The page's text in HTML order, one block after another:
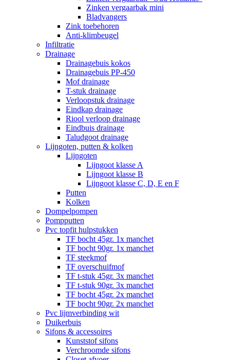
Zinken vergaarbak mini
Bladvangers
Zink toebehoren
Anti-klimbeugel
Infiltratie
Drainage
Drainagebuis kokos
Drainagebuis PP-450
Mof drainage
T-stuk drainage
Verloopstuk drainage
Eindkap drainage
Riool verloop drainage
Eindbuis drainage
Taludgoot drainage
Lijngoten, putten & kolken
Lijngoten
Lijngoot klasse A
Lijngoot klasse B
Lijngoot klasse C, D, E en F
Putten
Kolken
Dompelpompen
Pompputten
Pvc topfit hulpstukken
TF bocht 45gr. 1x manchet
TF bocht 90gr. 1x manchet
TF steekmof
TF overschuifmof
TF t-stuk 45gr. 3x manchet
TF t-stuk 90gr. 3x manchet
TF bocht 45gr. 2x manchet
TF bocht 90gr. 2x manchet
Pvc lijmverbinding wit
Duikerbuis
Sifons & accessoires
Kunststof sifons
Verchroomde sifons